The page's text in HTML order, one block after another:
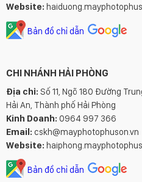
Website:
Bản đồ chỉ dẫn
CHI NHÁNH HẢI PHÒNG
Địa chỉ: Số 11, Ngõ 180 Đường
Hải An, Thành phố Hải Phòng
Kinh Doanh: 0964 997 366
Email: cskh@mayphotophuson.vn
Website:
Bản đồ chỉ dẫn